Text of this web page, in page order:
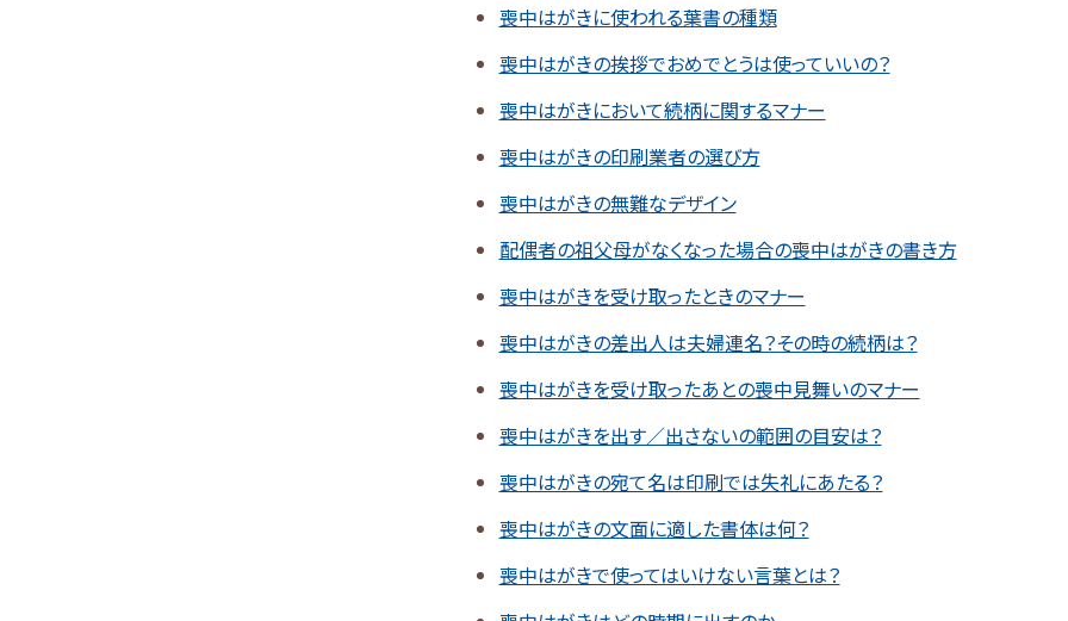
喪中はがきに使われる葉書の種類
喪中はがきの挨拶でおめでとうは使っていいの？
喪中はがきにおいて続柄に関するマナー
喪中はがきの印刷業者の選び方
喪中はがきの無難なデザイン
配偶者の祖父母がなくなった場合の喪中はがきの書き方
喪中はがきを受け取ったときのマナー
喪中はがきの差出人は夫婦連名？その時の続柄は？
喪中はがきを受け取ったあとの喪中見舞いのマナー
喪中はがきを出す／出さないの範囲の目安は？
喪中はがきの宛て名は印刷では失礼にあたる？
喪中はがきの文面に適した書体は何？
喪中はがきで使ってはいけない言葉とは？